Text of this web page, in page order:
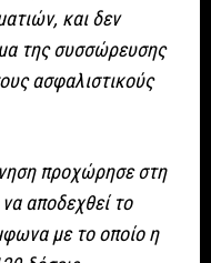
και δεν
της συσσώρευσης
ασφαλιστικούς
προχώρησε στη
αποδεχθεί το
με το οποίο η